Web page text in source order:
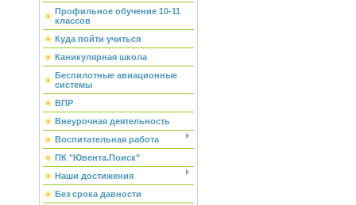
Профильное обучение 10-11
классов
Куда пойти учиться
Каникулярная школа
Беспилотные авиационные
системы
ВПР
Внеурочная деятельность
Воспитательная работа
ПК "Ювента.Поиск"
Наши достижения
Без срока давности